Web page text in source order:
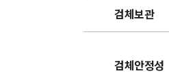
검체보관
검체안정성